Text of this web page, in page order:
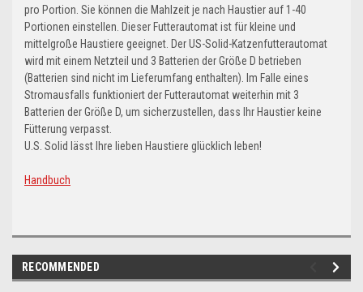
pro Portion. Sie können die Mahlzeit je nach Haustier auf 1-40
Portionen einstellen. Dieser Futterautomat ist für kleine und
mittelgroße Haustiere geeignet. Der US-Solid-Katzenfutterautomat
wird mit einem Netzteil und 3 Batterien der Größe D betrieben
(Batterien sind nicht im Lieferumfang enthalten). Im Falle eines
Stromausfalls funktioniert der Futterautomat weiterhin mit 3
Batterien der Größe D, um sicherzustellen, dass Ihr Haustier keine
Fütterung verpasst.
U.S. Solid lässt Ihre lieben Haustiere glücklich leben!
Handbuch
RECOMMENDED